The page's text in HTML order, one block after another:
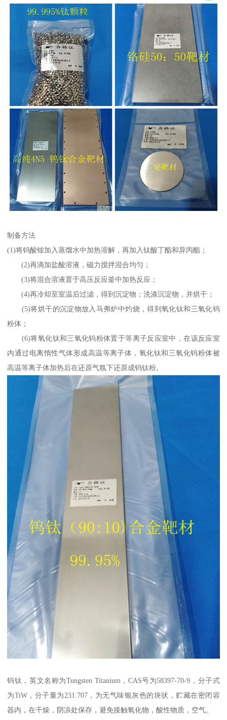
制备方法
(1)将钨酸铵加入蒸馏水中加热溶解，再加入钛酸丁酯和异丙酯；
(2)再滴加盐酸溶液，磁力搅拌混合均匀；
(3)将混合溶液置于高压反应釜中加热反应；
(4)再冷却至室温后过滤，得到沉淀物；洗涤沉淀物，并烘干；
(5)将烘干的沉淀物放入马弗炉中灼烧，得到氧化钛和三氧化钨
粉体；
(6)将氧化钛和三氧化钨粉体置于等离子反应室中，在该反应室
内通过电离惰性气体形成高温等离子体，氧化钛和三氧化钨粉体被
高温等离子体加热后在还原气氛下还原成钨钛粉。
钨钛，英文名称为Tungsten Titanium，CAS号为58397-70-9，分子式
为TiW，分子量为231.707，为无气味银灰色的块状，贮藏在密闭容
器内，在干燥，阴凉处保存，避免接触氧化物，酸性物质，空气。